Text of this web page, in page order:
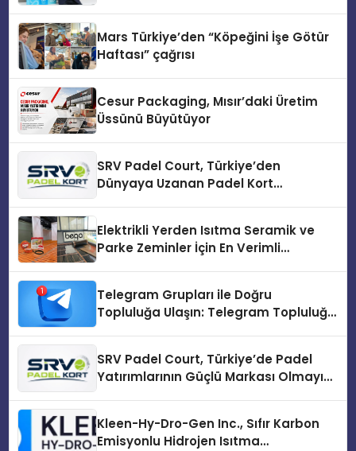
Mars Türkiye’den “Köpeğini İşe Götür
Haftası” çağrısı
Cesur Packaging, Mısır’daki Üretim
Üssünü Büyütüyor
SRV Padel Court, Türkiye’den
Dünyaya Uzanan Padel Kort
Elektrikli Yerden Isıtma Seramik ve
Parke Zeminler İçin En Verimli
Telegram Grupları ile Doğru
Topluluğa Ulaşın: Telegram Topluluğu
SRV Padel Court, Türkiye’de Padel
Yatırımlarının Güçlü Markası Olmayı
Kleen-Hy-Dro-Gen Inc., Sıfır Karbon
Emisyonlu Hidrojen Isıtma